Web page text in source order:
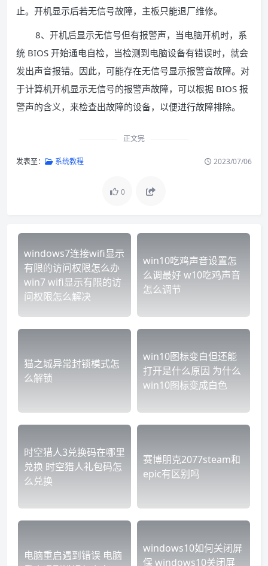
止。开机显示后若无信号故障，主板只能退厂维修。
8、开机后显示无信号但有报警声，当电脑开机时，系
统 BIOS 开始通电自检，当检测到电脑设备有错误时，就会
发出声音报错。因此，可能存在无信号显示报警音故障。对
于计算机开机显示无信号的报警声故障，可以根据 BIOS 报
警声的含义，来检查出故障的设备，以便进行故障排除。
正文完
发表至： 系统教程 2023/07/06
0
windows7连接wifi显示
有限的访问权限怎么办
win7 wifi显示有限的访
问权限怎么解决
win10吃鸡声音设置怎
么调最好 w10吃鸡声音
怎么调节
猫之城异常封锁模式怎
么解锁
win10图标变白但还能
打开是什么原因 为什么
win10图标变成白色
时空猎人3兑换码在哪里
兑换 时空猎人礼包码怎
么兑换
赛博朋克2077steam和
epic有区别吗
电脑重启遇到错误 电脑
windows10如何关闭屏
保 windows10关闭屏